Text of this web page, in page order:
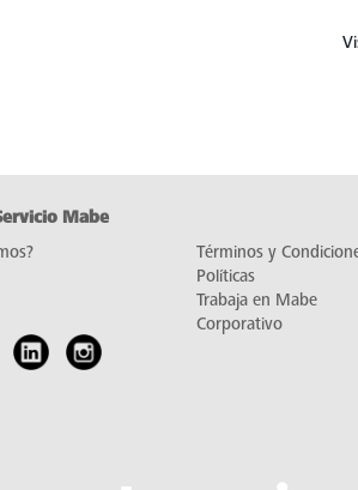
Mabe
Términos y
Políticas
Trabaja en Mabe
Corporativo